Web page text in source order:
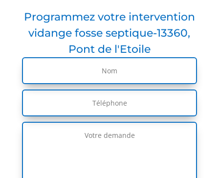
Programmez votre intervention
vidange fosse septique-13360,
Pont de l'Etoile